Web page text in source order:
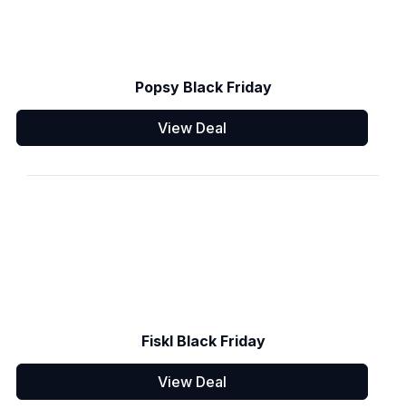
Popsy Black Friday
View Deal
Fiskl Black Friday
View Deal